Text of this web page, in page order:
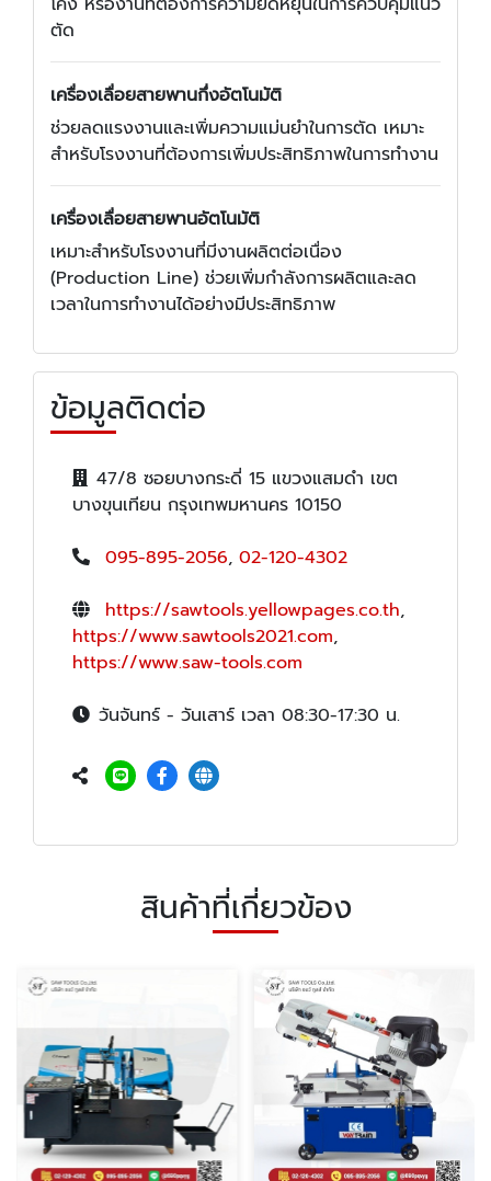
ตัด
เครื่องเลื่อยสายพานกึ่งอัตโนมัติ
ช่วยลดแรงงานและเพิ่มความแม่นยำในการตัด เหมาะ
สำหรับโรงงานที่ต้องการเพิ่มประสิทธิภาพในการทำงาน
เครื่องเลื่อยสายพานอัตโนมัติ
เหมาะสำหรับโรงงานที่มีงานผลิตต่อเนื่อง
(Production Line) ช่วยเพิ่มกำลังการผลิตและลด
เวลาในการทำงานได้อย่างมีประสิทธิภาพ
ข้อมูลติดต่อ
47/8 ซอยบางกระดี่ 15 แขวงแสมดำ เขต
บางขุนเทียน กรุงเทพมหานคร 10150
095-895-2056, 02-120-4302
https://sawtools.yellowpages.co.th,
https://www.sawtools2021.com,
https://www.saw-tools.com
วันจันทร์ - วันเสาร์ เวลา 08:30-17:30 น.
สินค้าที่เกี่ยวข้อง